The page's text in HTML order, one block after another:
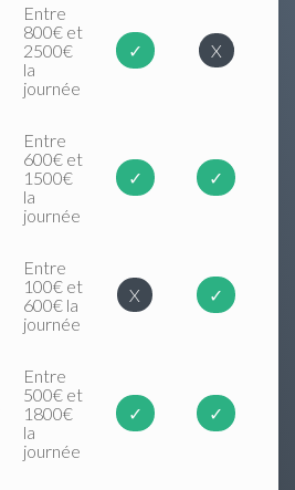
Entre
800€ et
2500€
la
journée
✓ X
Entre
600€ et
1500€
la
journée
✓ ✓
Entre
100€ et
600€ la
journée
X ✓
Entre
500€ et
1800€
la
journée
✓ ✓